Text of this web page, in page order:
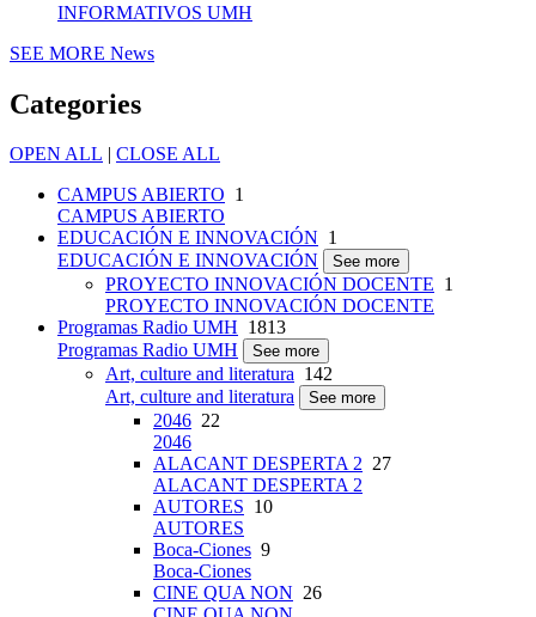
INFORMATIVOS UMH
SEE MORE News
Categories
OPEN ALL | CLOSE ALL
CAMPUS ABIERTO 1
CAMPUS ABIERTO
EDUCACIÓN E INNOVACIÓN 1
EDUCACIÓN E INNOVACIÓN
See more
PROYECTO INNOVACIÓN DOCENTE 1
PROYECTO INNOVACIÓN DOCENTE
Programas Radio UMH 1813
Programas Radio UMH
See more
Art, culture and literatura 142
Art, culture and literatura
See more
2046 22
2046
ALACANT DESPERTA 2 27
ALACANT DESPERTA 2
AUTORES 10
AUTORES
Boca-Ciones 9
Boca-Ciones
CINE QUA NON 26